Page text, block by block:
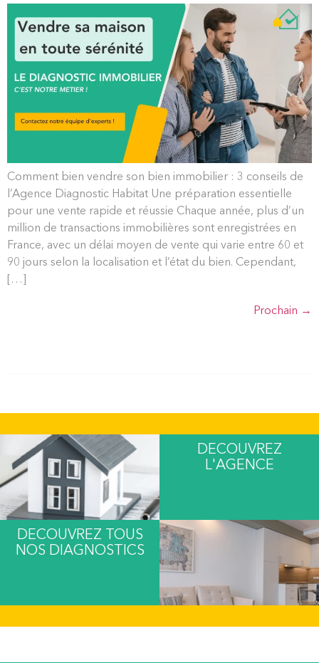
Comment bien vendre son bien immobilier : 3 conseils de
l’Agence Diagnostic Habitat Une préparation essentielle
pour une vente rapide et réussie Chaque année, plus d’un
million de transactions immobilières sont enregistrées en
France, avec un délai moyen de vente qui varie entre 60 et
90 jours selon la localisation et l’état du bien. Cependant,
[…]
Prochain →
DECOUVREZ
L'AGENCE
DECOUVREZ TOUS
NOS DIAGNOSTICS